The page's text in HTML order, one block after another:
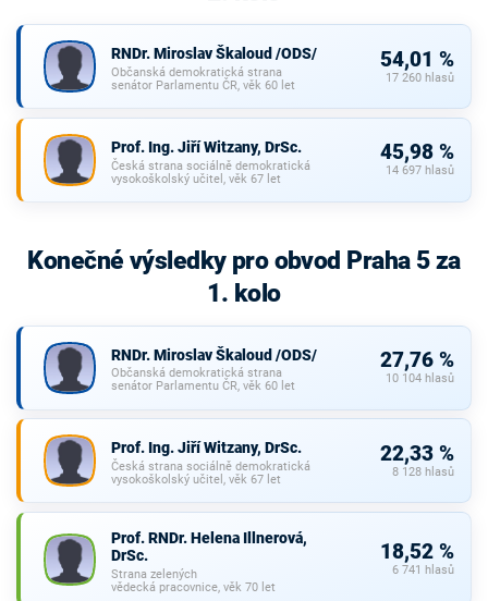
RNDr. Miroslav Škaloud /ODS/
Občanská demokratická strana
senátor Parlamentu ČR, věk 60 let
54,01 %
17 260 hlasů
Prof. Ing. Jiří Witzany, DrSc.
Česká strana sociálně demokratická
vysokoškolský učitel, věk 67 let
45,98 %
14 697 hlasů
Konečné výsledky pro obvod Praha 5 za
1. kolo
RNDr. Miroslav Škaloud /ODS/
Občanská demokratická strana
senátor Parlamentu ČR, věk 60 let
27,76 %
10 104 hlasů
Prof. Ing. Jiří Witzany, DrSc.
Česká strana sociálně demokratická
vysokoškolský učitel, věk 67 let
22,33 %
8 128 hlasů
Prof. RNDr. Helena Illnerová,
DrSc.
Strana zelených
vědecká pracovnice, věk 70 let
18,52 %
6 741 hlasů